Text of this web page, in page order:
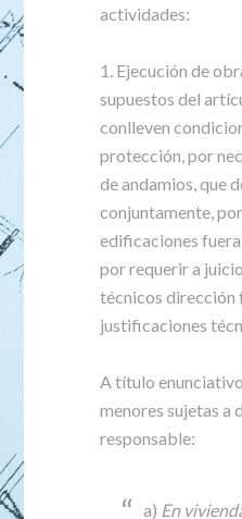
actividades:
1. Ejecución de
supuestos del
conlleven
protección, por
de andamios, que
conjuntamente,
edificaciones
por requerir a
técnicos dirección
justificaciones
A título
menores sujetas a
responsable:
a) En